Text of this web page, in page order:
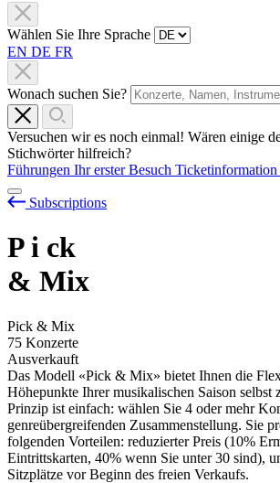
Wählen Sie Ihre Sprache
EN DE FR
Wonach suchen Sie?
Versuchen wir es noch einmal! Wären einige
Stichwörter hilfreich?
Führungen Ihr erster Besuch Ticketinformation
Subscriptions
Pi ck
& Mix
Pick & Mix
75 Konzerte
Ausverkauft
Das Modell «Pick & Mix» bietet Ihnen die
Höhepunkte Ihrer musikalischen Saison selbst
Prinzip ist einfach: wählen Sie 4 oder mehr
genreübergreifenden Zusammenstellung. Sie
folgenden Vorteilen: reduzierter Preis (10%
Eintrittskarten, 40% wenn Sie unter 30 sind),
Sitzplätze vor Beginn des freien Verkaufs.